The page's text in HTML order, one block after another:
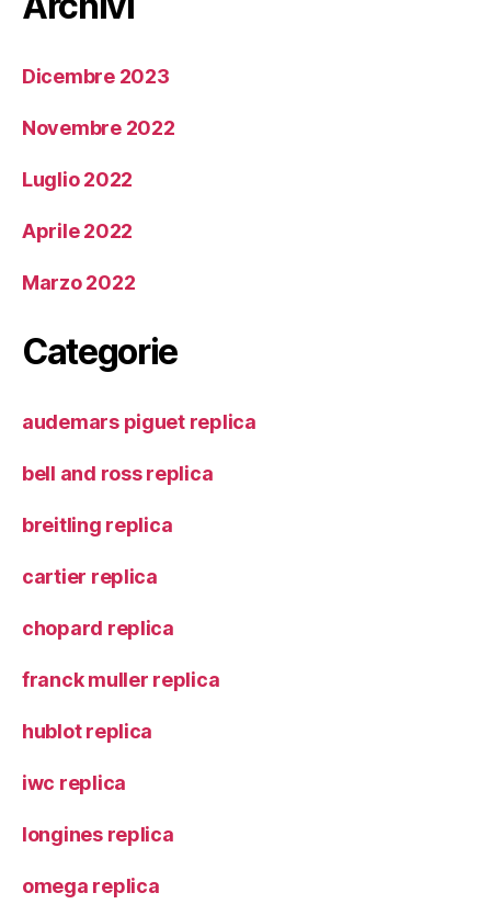
Dicembre 2023
Novembre 2022
Luglio 2022
Aprile 2022
Marzo 2022
Categorie
audemars piguet replica
bell and ross replica
breitling replica
cartier replica
chopard replica
franck muller replica
hublot replica
iwc replica
longines replica
omega replica